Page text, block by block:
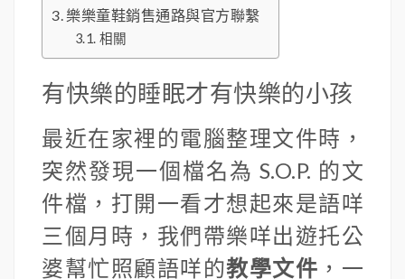
樂樂童鞋銷售通路與官方聯繫
相關
有快樂的睡眠才有快樂的小孩
最近在家裡的電腦整理文件時，
突然發現一個檔名為 S.O.P. 的文
件檔，打開一看才想起來是語咩
三個月時，我們帶樂咩出遊托公
婆幫忙照顧語咩的教學文件 ，一